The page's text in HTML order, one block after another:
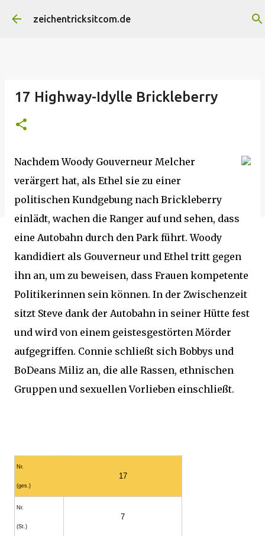
Direkt zum Hauptbereich
zeichentricksitcom.de
17 Highway-Idylle Brickleberry
Nachdem Woody Gouverneur Melcher
verärgert hat, als Ethel sie zu einer
politischen Kundgebung nach Brickleberry
einlädt, wachen die Ranger auf und sehen, dass
eine Autobahn durch den Park führt. Woody
kandidiert als Gouverneur und Ethel tritt gegen
ihn an, um zu beweisen, dass Frauen kompetente
Politikerinnen sein können. In der Zwischenzeit
sitzt Steve dank der Autobahn in seiner Hütte fest
und wird von einem geistesgestörten Mörder
aufgegriffen. Connie schließt sich Bobbys und
BoDeans Miliz an, die alle Rassen, ethnischen
Gruppen und sexuellen Vorlieben einschließt.
Nr.
(ges.)
17
Nr.
(St.)
7